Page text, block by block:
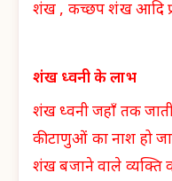
शंख , कच्छप शंख आदि
शंख ध्वनी के लाभ
शंख ध्वनी जहाँ तक
कीटाणुओं का नाश हो
शंख बजाने वाले व्यक्ति